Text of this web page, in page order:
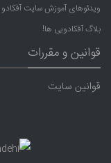
ویدئوهای آموزش سایت آفکادو
بلاگ آفکادویی ها!
قوانین و مقررات
قوانین سایت